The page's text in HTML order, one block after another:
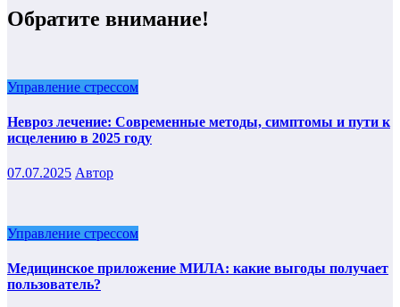
Обратите внимание!
Управление стрессом
Невроз лечение: Современные методы, симптомы и пути к
исцелению в 2025 году
07.07.2025 Автор
Управление стрессом
Медицинское приложение МИЛА: какие выгоды получает
пользователь?